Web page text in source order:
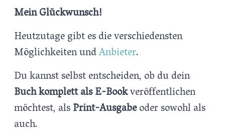
Mein Glückwunsch!
Heutzutage gibt es die verschiedensten
Möglichkeiten undAnbieter.
Du kannst selbst entscheiden, ob du dein
Buch komplett als E-Bookveröffentlichen
möchtest, alsPrint-Ausgabeoder sowohl als
auch.